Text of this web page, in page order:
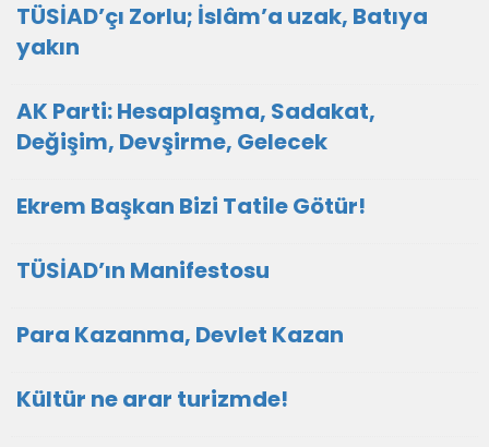
TÜSİAD’çı Zorlu; İslâm’a uzak, Batıya
yakın
AK Parti: Hesaplaşma, Sadakat,
Değişim, Devşirme, Gelecek
Ekrem Başkan Bizi Tatile Götür!
TÜSİAD’ın Manifestosu
Para Kazanma, Devlet Kazan
Kültür ne arar turizmde!